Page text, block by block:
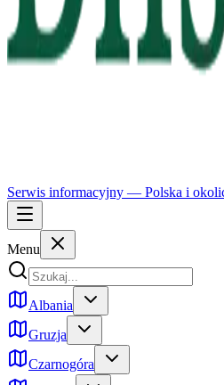
Serwis informacyjny — Polska i
Menu
Albania
Gruzja
Czarnogóra